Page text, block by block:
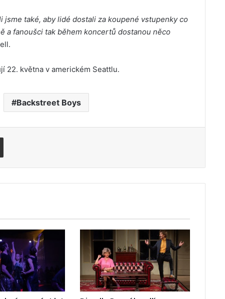
také, aby lidé dostali za koupené vstupenky co
a fanoušci tak během koncertů dostanou něco
22. května v americkém Seattlu.
Backstreet Boys